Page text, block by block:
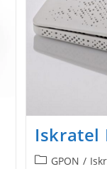
Iskratel
Рубрика
GPON /